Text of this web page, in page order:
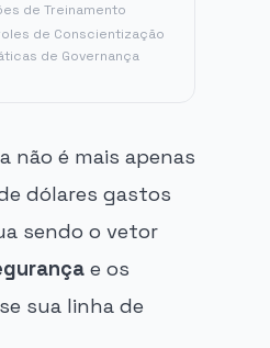
de Treinamento
de Conscientização
de Governança
não é mais apenas
dólares gastos
sendo o vetor
e os
sua linha de